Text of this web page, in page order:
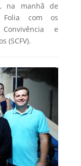
na manhã de
com os
e
(SCFV).